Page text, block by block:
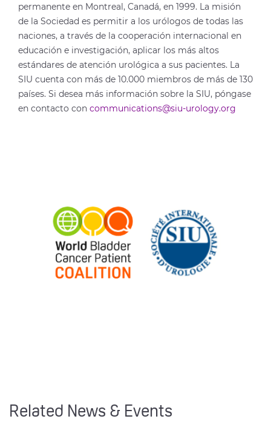
permanente en Montreal, Canadá, en 1999. La misión
de la Sociedad es permitir a los urólogos de todas las
naciones, a través de la cooperación internacional en
educación e investigación, aplicar los más altos
estándares de atención urológica a sus pacientes. La
SIU cuenta con más de 10.000 miembros de más de 130
países. Si desea más información sobre la SIU, póngase
en contacto con communications@siu-urology.org
Related News & Events